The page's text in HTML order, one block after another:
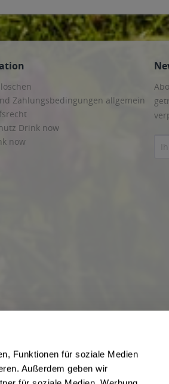
Funktionen für soziale Medien
Außerdem geben wir
,85232 Bergkirchen,85244 Röhrmoos,85354,
85457 Wörth, 85464 Finsing , 85467 Neuching,
85579 Neubiberg ,85586 Poing,85591
85774 Unterföhring
Zahlungsbedingungen allgemein
Drink now
now